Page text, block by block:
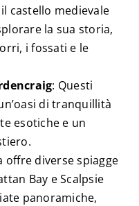
castello medievale
la sua storia,
i fossati e le
: Questi
di tranquillità
esotiche e un
offre diverse spiagge
Bay e Scalpsie
panoramiche,